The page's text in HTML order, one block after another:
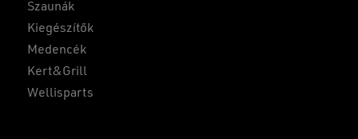
Szaunák
Kiegészítők
Medencék
Kert&Grill
Wellisparts